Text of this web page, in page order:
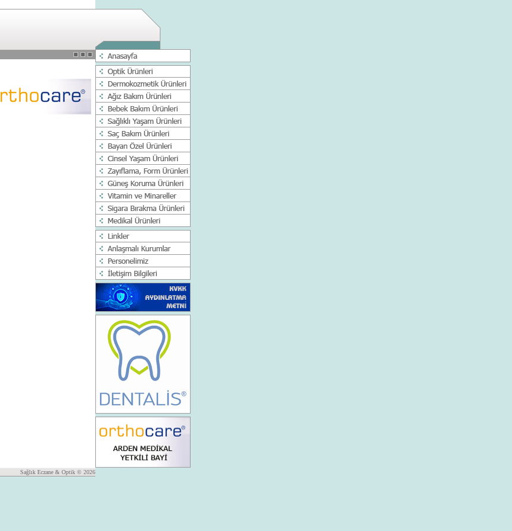
Sağlık Eczane & Optik © 2026